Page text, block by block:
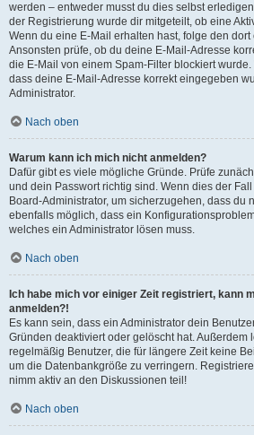
werden – entweder musst du dies selbst
der Registrierung wurde dir mitgeteilt, ob eine
Wenn du eine E-Mail erhalten hast, folge den
Ansonsten prüfe, ob du deine E-Mail-Adresse
die E-Mail von einem Spam-Filter blockiert
dass deine E-Mail-Adresse korrekt eingegeben
Administrator.
Nach oben
Warum kann ich mich nicht anmelden?
Dafür gibt es viele mögliche Gründe. Prüfe
und dein Passwort richtig sind. Wenn dies der
Board-Administrator, um sicherzugehen, dass du
ebenfalls möglich, dass ein
welches ein Administrator lösen muss.
Nach oben
Ich habe mich vor einiger Zeit registriert, kann
anmelden?!
Es kann sein, dass ein Administrator dein
Gründen deaktiviert oder gelöscht hat. Außerdem
regelmäßig Benutzer, die für längere Zeit keine
um die Datenbankgröße zu verringern.
nimm aktiv an den Diskussionen teil!
Nach oben